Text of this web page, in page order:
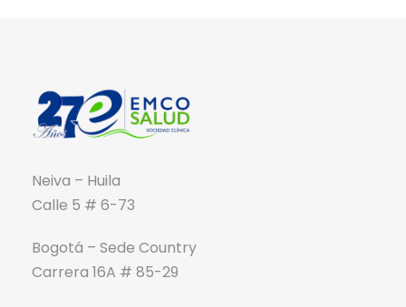
Neiva – Huila
Calle 5 # 6-73
Bogotá – Sede Country
Carrera 16A # 85-29